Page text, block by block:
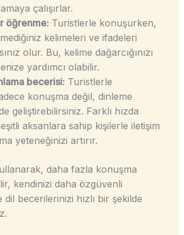
çalışırlar.
öğrenme:Turistlerle konuşurken,
kelimeleri ve ifadeleri
olur. Bu, kelime dağarcığınızı
yardımcı olabilir.
becerisi:Turistlerle
konuşma değil, dinleme
geliştirebilirsiniz. Farklı hızda
aksanlara sahip kişilerle iletişim
yeteneğinizi artırır.
daha fazla konuşma
kendinizi daha özgüvenli
dil becerilerinizi hızlı bir şekilde